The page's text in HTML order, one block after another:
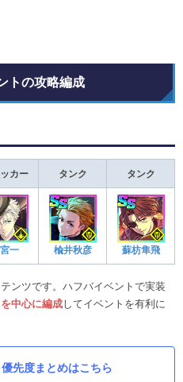
トの攻略編成
カー タンク タンク
一 楡井秋彦 蘇枋隼飛
ンツです。ハフバイベントで実装
中心に編成してイベントを有利に
先度まとめはこちら